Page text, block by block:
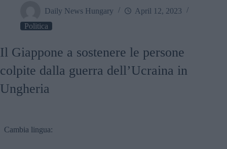
Daily News Hungary
April 12, 2023
Politica
Il Giappone a sostenere le persone
colpite dalla guerra dell’Ucraina in
Ungheria
Cambia lingua: